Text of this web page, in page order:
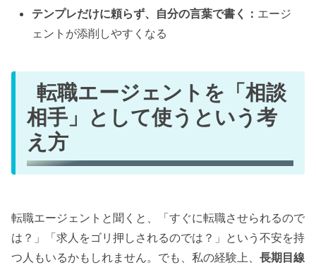
テンプレだけに頼らず、自分の言葉で書く： エージ
ェントが添削しやすくなる
転職エージェントを「相談
相手」として使うという考
え方
転職エージェントと聞くと、「すぐに転職させられるので
は？」「求人をゴリ押しされるのでは？」という不安を持
つ人もいるかもしれません。でも、私の経験上、 長期目線